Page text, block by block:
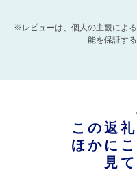
※レビューは、個人の主観によ
能を保証す
この返
ほかに
見